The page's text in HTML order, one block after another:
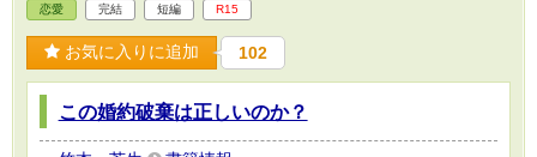
恋愛 完結 短編 R15
お気に入りに追加 102
この婚約破棄は正しいのか？